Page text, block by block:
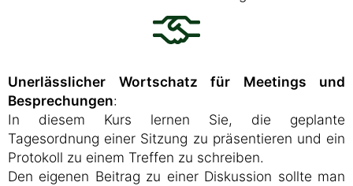
Unerlässlicher Wortschatz für Meetings und
Besprechungen:
In diesem Kurs lernen Sie, die geplante
Tagesordnung einer Sitzung zu präsentieren und ein
Protokoll zu einem Treffen zu schreiben.
Den eigenen Beitrag zu einer Diskussion sollte man